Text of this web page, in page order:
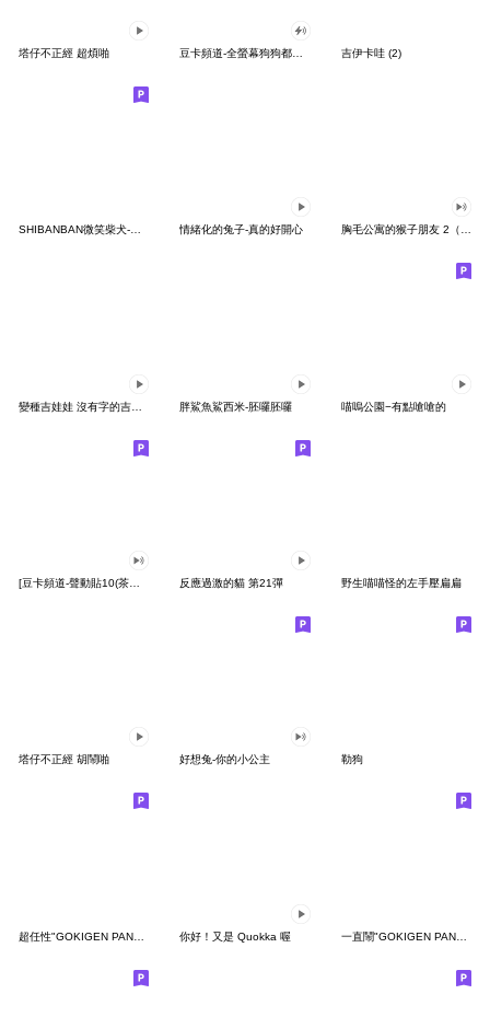
塔仔不正經 超煩啪 吉伊卡哇 (2)
SHIBANBAN微笑柴犬-廢柴寶寶日常 情緒化的兔子-真的好開心 胸毛公寓的猴子朋友 2（有聲動態）
胖鯊魚鯊西米-胚囉胚囉 喵嗚公園−有點嗆嗆的
反應過激的貓 第21彈 野生喵喵怪的左手壓扁扁
塔仔不正經 胡鬧啪 好想兔-你的小公主 勒狗
你好！又是 Quokka 喔 一直鬧"GOKIGEN PANDA" 台灣版